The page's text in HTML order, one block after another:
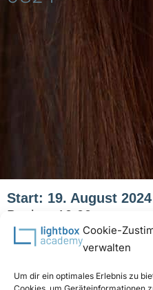
Cookie-
verwalten
Um dir ein optimales Erlebnis zu
Start: 19. August 2024
Beginn: 10:00
Ende: 23. August 2024
Ende: 17:30
Preis:€